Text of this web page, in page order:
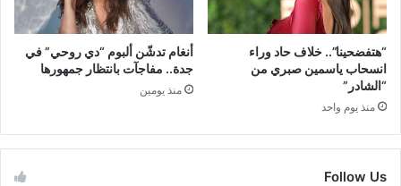
“هتفضحينا”.. خلاف حاد وراء
انسحاب ياسمين صبري من
“الشادر”
منذ يوم واحد
أنغام تدشّن ألبوم “دي روحي” في
جدة.. مفاجآت بانتظار جمهورها
منذ يومين
Follow Us